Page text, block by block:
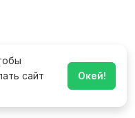
сайт
Окей!